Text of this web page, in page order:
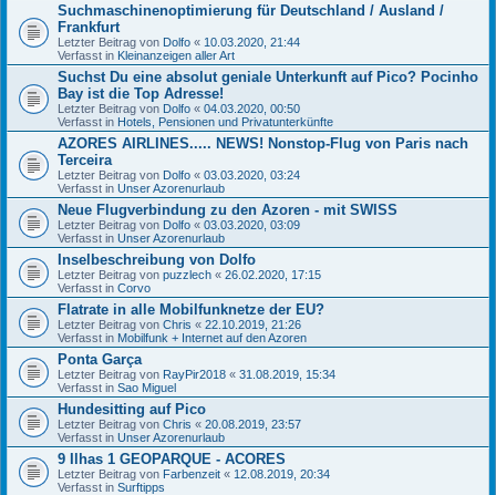
Suchmaschinenoptimierung für Deutschland / Ausland /
Frankfurt
Letzter Beitrag von Dolfo « 10.03.2020, 21:44
Verfasst in Kleinanzeigen aller Art
Suchst Du eine absolut geniale Unterkunft auf Pico? Pocinho
Bay ist die Top Adresse!
Letzter Beitrag von Dolfo « 04.03.2020, 00:50
Verfasst in Hotels, Pensionen und Privatunterkünfte
AZORES AIRLINES..... NEWS! Nonstop-Flug von Paris nach
Terceira
Letzter Beitrag von Dolfo « 03.03.2020, 03:24
Verfasst in Unser Azorenurlaub
Neue Flugverbindung zu den Azoren - mit SWISS
Letzter Beitrag von Dolfo « 03.03.2020, 03:09
Verfasst in Unser Azorenurlaub
Inselbeschreibung von Dolfo
Letzter Beitrag von puzzlech « 26.02.2020, 17:15
Verfasst in Corvo
Flatrate in alle Mobilfunknetze der EU?
Letzter Beitrag von Chris « 22.10.2019, 21:26
Verfasst in Mobilfunk + Internet auf den Azoren
Ponta Garça
Letzter Beitrag von RayPir2018 « 31.08.2019, 15:34
Verfasst in Sao Miguel
Hundesitting auf Pico
Letzter Beitrag von Chris « 20.08.2019, 23:57
Verfasst in Unser Azorenurlaub
9 Ilhas 1 GEOPARQUE - ACORES
Letzter Beitrag von Farbenzeit « 12.08.2019, 20:34
Verfasst in Surftipps